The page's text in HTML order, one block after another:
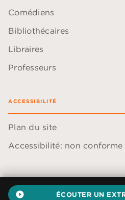
play_circle_filled ÉCOUTER UN
Comédiens
Bibliothécaires
Libraires
Professeurs
ACCESSIBILITÉ
Plan du site
Accessibilité: non conforme